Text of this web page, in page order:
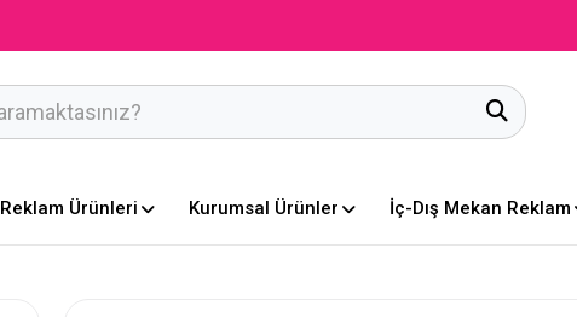
Reklam Ürünleri Kurumsal Ürünler İç-Dış Mekan Reklam